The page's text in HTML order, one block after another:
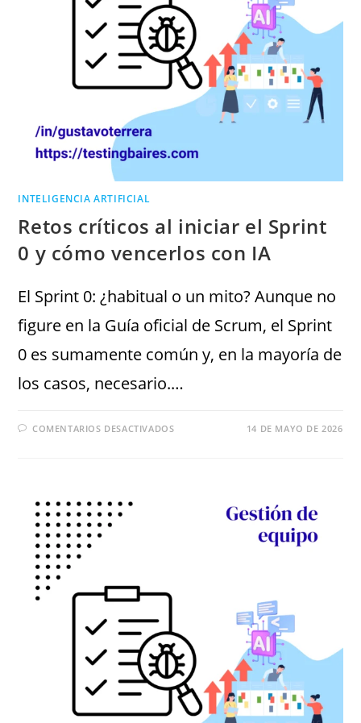
INTELIGENCIA ARTIFICIAL
Retos críticos al iniciar el Sprint
0 y cómo vencerlos con IA
El Sprint 0: ¿habitual o un mito? Aunque no
figure en la Guía oficial de Scrum, el Sprint
0 es sumamente común y, en la mayoría de
los casos, necesario.…
COMENTARIOS DESACTIVADOS 14 DE MAYO DE 2026